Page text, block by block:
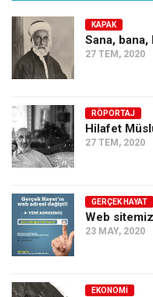
KAPAK
Sana,
27 TEM, 2020
RÖPORTAJ
Hilafet
27 TEM, 2020
GERÇEK HAYAT
Web
23 MAY, 2020
EKONOMI